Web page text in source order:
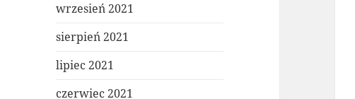
wrzesień 2021
sierpień 2021
lipiec 2021
czerwiec 2021